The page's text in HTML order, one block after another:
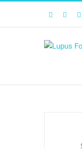
Facebook